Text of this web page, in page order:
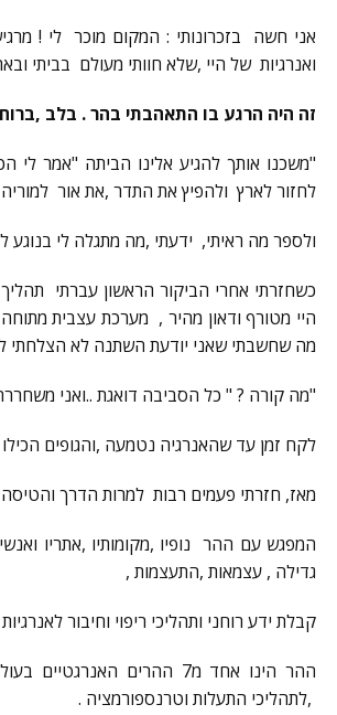
אני חשה בזכרונותי : המקום מוכר לי !
ואנרגיות של היי ,שלא חוותי מעולם בביתי
זה היה הרגע בו התאהבתי בהר . בלב
"משכנו אותך להגיע אלינו הביתה "אמר לי
לחזור לארץ ולהפיץ את התדר ,את אור
ולספר מה ראיתי, ידעתי ,מה מתגלה לי בנוגע
כשחזרתי אחרי הביקור הראשון עברתי
היי מטורף ודאון מהיר , מערכת עצבית
מה שחשבתי שאני יודעת השתנה לא
"מה קורה ? " כל הסביבה דואגת ..ואני
לקח זמן עד שהאנרגיה נטמעה ,והגופים
מאז, חזרתי פעמים רבות למרות הדרך
המפגש עם ההר נופיו ,מקומותיו ,אתריו
גדילה , עצמאות ,התעצמות ,
קבלת ידע רוחני ותהליכי ריפוי וחיבור
ההר הינו אחד מ7 ההרים
,לתהליכי התעלות וטרנספורמציה .